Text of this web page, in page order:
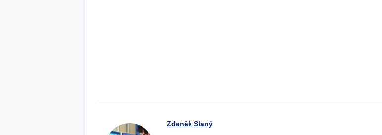
Zdeněk Slaný